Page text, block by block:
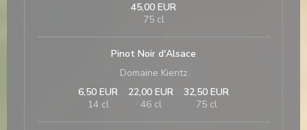
45,00 EUR
75 cl
Pinot Noir d'Alsace
Domaine Kientz
6,50 EUR
14 cl
22,00 EUR
46 cl
32,50 EUR
75 cl